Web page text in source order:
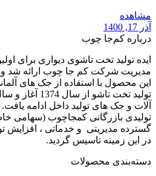
مشاهده
آذر 17, 1400
درباره کم‌جا چوب
ایده تولید تخت تاشوی دیواری برای
این محصول با استفاده از جک های
تولیدی بازرگانی کمجاچوب (سهامی
گسترده مدیریتی و خدماتی ، افزایش
در این زمینه تاسیس گردید.
دسته‌بندی محصولات